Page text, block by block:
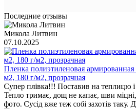
Последние отзывы
Микола Литвин
07.10.2025
Пленка полиэтиленовая
м2, 180 г/м2, прозрачная
Супер плівка!!! Поставив на теплицю і
Тепло тримає, дощ не капає, шви
фото. Сусід вже теж собі захотів таку.